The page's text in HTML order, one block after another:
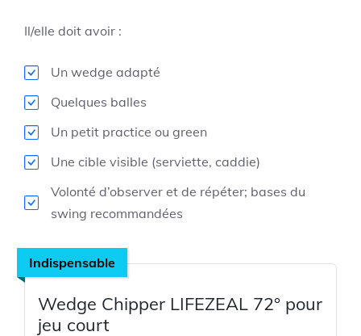
Il/elle doit avoir :
Un wedge adapté
Quelques balles
Un petit practice ou green
Une cible visible (serviette, caddie)
Volonté d’observer et de répéter; bases du
swing recommandées
Indispensable
Wedge Chipper LIFEZEAL 72° pour
jeu court